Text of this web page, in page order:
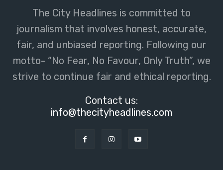
The City Headlines is committed to
journalism that involves honest, accurate,
fair, and unbiased reporting. Following our
motto- “No Fear, No Favour, Only Truth”, we
strive to continue fair and ethical reporting.
Contact us:
info@thecityheadlines.com